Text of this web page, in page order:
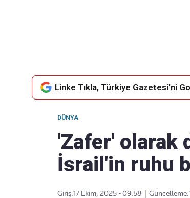
Linke Tıkla, Türkiye Gazetesi'ni
DÜNYA
'Zafer' olarak
İsrail'in ruhu
Giriş:17 Ekim, 2025 - 09:58 Güncelleme: